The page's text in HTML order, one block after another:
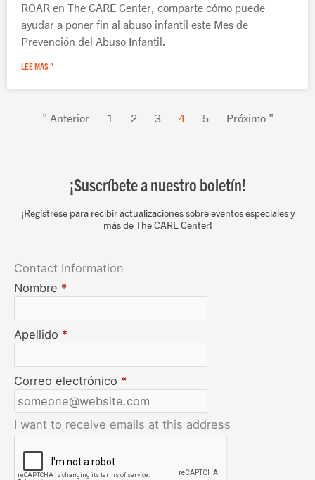
ROAR en The CARE Center, comparte cómo puede
ayudar a poner fin al abuso infantil este Mes de
Prevención del Abuso Infantil.
LEE MAS "
" Anterior 1 2 3 4 5 Próximo "
¡Suscríbete a nuestro boletín!
¡Regístrese para recibir actualizaciones sobre eventos especiales y
más de The CARE Center!
Contact Information
Nombre *
Apellido *
Correo electrónico *
I want to receive emails at this address